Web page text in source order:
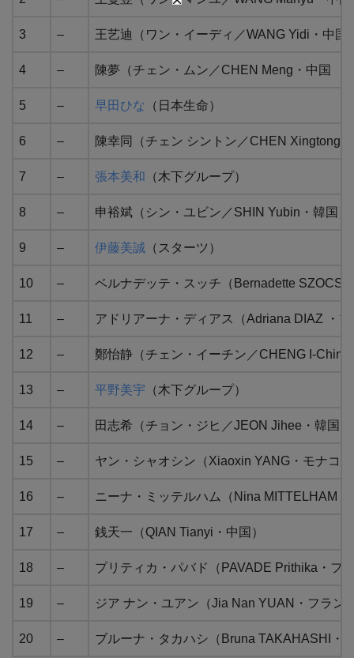
3 – 王艺迪（ワン・イーディ／WANG Yidi・中国
4 – 陳夢（チェン・ムン／CHEN Meng・中国
5 – 早⽥ひな （日本生命）
6 – 陳幸同（チェン シントン／CHEN Xingtong
7 – 張本美和 （木下グループ）
8 – 申裕斌（シン・ユビン／SHIN Yubin・韓国）
9 – 伊藤美誠 （スターツ）
10 – ベルナデッテ・スッチ（Bernadette SZOCS
11 – アドリアーナ・ディアス（Adriana DIAZ ・
12 – 鄭怡静（チェン・イーチン／CHENG I-Ching
13 – 平野美宇 （木下グループ）
14 – 田志希（チョン・ジヒ／JEON Jihee・韓国）
15 – ヤン・シャオシン（Xiaoxin YANG・モナコ）
16 – ニーナ・ミッテルハム（Nina MITTELHAM
17 – 銭天一（QIAN Tianyi・中国）
18 – プリティカ・パバド（PAVADE Prithika・フ
19 – ジア ナン・ユアン（Jia Nan YUAN・フラン
20 – ブルーナ・タカハシ（Bruna TAKAHASHI・